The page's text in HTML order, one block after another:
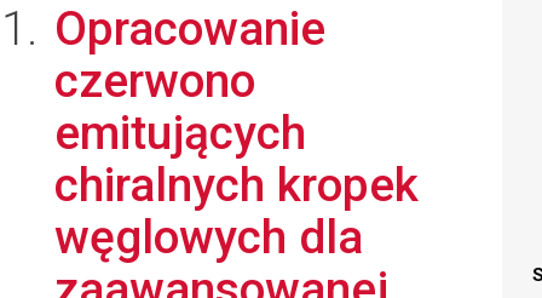
Opracowanie
czerwono
emitujących
chiralnych kropek
węglowych dla